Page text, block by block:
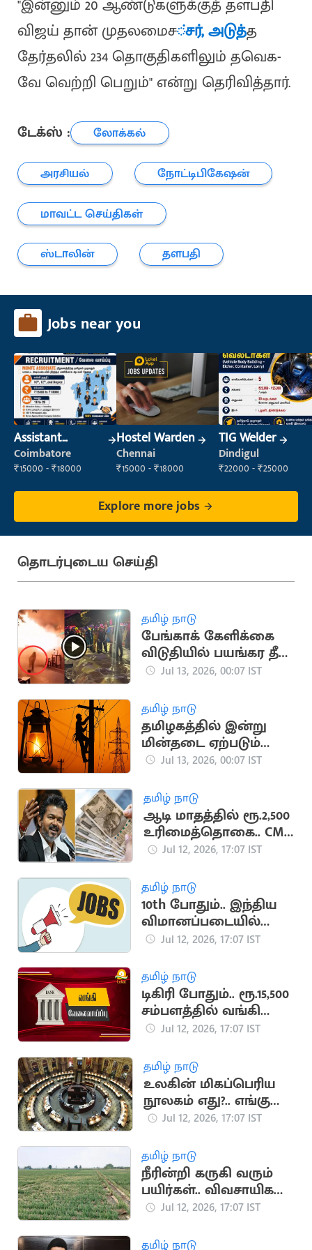
"இன்னும் 20 ஆண்டுகளுக்குத் தளபதி
விஜய் தான் முதலமைச்சர்,அடுத்த
தேர்தலில் 234 தொகுதிகளிலும் தவெக-
வே வெற்றி பெறும்" என்று தெரிவித்தார்.
டேக்ஸ் :
லோக்கல்
அரசியல்
நோட்டிபிகேஷன்
மாவட்ட செய்திகள்
ஸ்டாலின்
தளபதி
Jobs near you
Assistant
Manager
Coimbatore
₹15000 - ₹18000
Hostel Warden
Chennai
₹15000 - ₹18000
TIG Welder
Dindigul
₹22000 - ₹25000
Explore more jobs
தொடர்புடைய செய்தி
தமிழ் நாடு
பேங்காக் கேளிக்கை
விடுதியில் பயங்கர தீ
விபத்து: 27 பேர்
Jul 13, 2026, 00:07 IST
தமிழ் நாடு
தமிழகத்தில் இன்று
மின்தடை ஏற்படும்
பகுதிகள் இவைதான்
Jul 13, 2026, 00:07 IST
தமிழ் நாடு
ஆடி மாதத்தில் ரூ.2,500
உரிமைத்தொகை.. CM
விஜய் எடுக்கும் முடிவு
Jul 12, 2026, 17:07 IST
தமிழ் நாடு
10th போதும்.. இந்திய
விமானப்படையில்
வேலை
Jul 12, 2026, 17:07 IST
தமிழ் நாடு
டிகிரி போதும்.. ரூ.15,500
சம்பளத்தில் வங்கி
வேலை
Jul 12, 2026, 17:07 IST
தமிழ் நாடு
உலகின் மிகப்பெரிய
நூலகம் எது?.. எங்கு
உள்ளது?
Jul 12, 2026, 17:07 IST
தமிழ் நாடு
நீரின்றி கருகி வரும்
பயிர்கள்.. விவசாயிகள்
வேதனை
Jul 12, 2026, 17:07 IST
தமிழ் நாடு